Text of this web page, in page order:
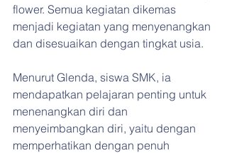
flower. Semua kegiatan dikemas
menjadi kegiatan yang menyenangkan
dan disesuaikan dengan tingkat usia.
Menurut Glenda, siswa SMK, ia
mendapatkan pelajaran penting untuk
menenangkan diri dan
menyeimbangkan diri, yaitu dengan
memperhatikan dengan penuh